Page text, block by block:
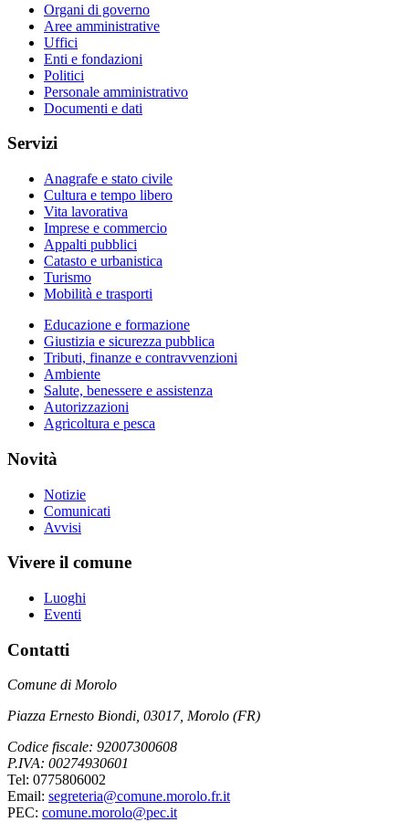
Organi di governo
Aree amministrative
Uffici
Enti e fondazioni
Politici
Personale amministrativo
Documenti e dati
Servizi
Anagrafe e stato civile
Cultura e tempo libero
Vita lavorativa
Imprese e commercio
Appalti pubblici
Catasto e urbanistica
Turismo
Mobilità e trasporti
Educazione e formazione
Giustizia e sicurezza pubblica
Tributi, finanze e contravvenzioni
Ambiente
Salute, benessere e assistenza
Autorizzazioni
Agricoltura e pesca
Novità
Notizie
Comunicati
Avvisi
Vivere il comune
Luoghi
Eventi
Contatti
Comune di Morolo
Piazza Ernesto Biondi, 03017, Morolo (FR)
Codice fiscale: 92007300608
P.IVA: 00274930601
Tel: 0775806002
Email: segreteria@comune.morolo.fr.it
PEC: comune.morolo@pec.it